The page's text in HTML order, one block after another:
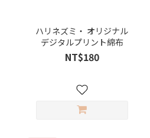
ハリネズミ・ オリジナル
デジタルプリント綿布
NT$180